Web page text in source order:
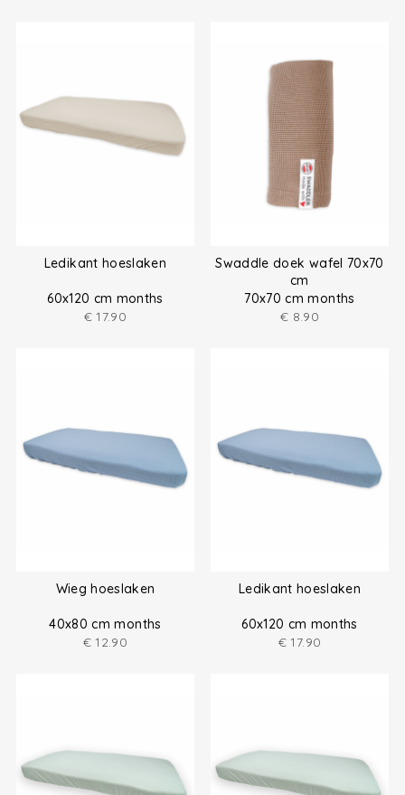
Ledikant hoeslaken
60x120 cm months
€ 17.90
Swaddle doek wafel 70x70
cm
70x70 cm months
€ 8.90
Wieg hoeslaken
40x80 cm months
€ 12.90
Ledikant hoeslaken
60x120 cm months
€ 17.90